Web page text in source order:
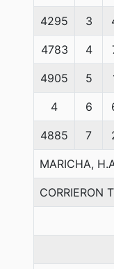
4295 3
4783 4
4905 5
4 6
4885 7
MARICHA,
CORRIERON